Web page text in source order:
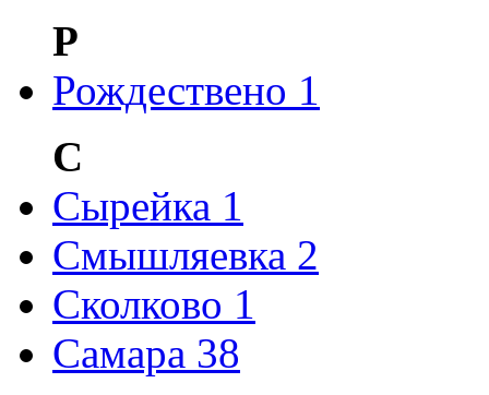
Р
Рождествено 1
С
Сырейка 1
Смышляевка 2
Сколково 1
Самара 38